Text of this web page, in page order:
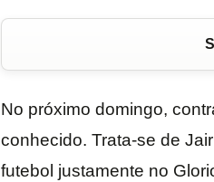
No próximo domingo,
conhecido. Trata-se de
futebol justamente no